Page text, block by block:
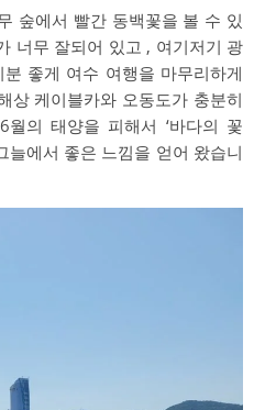
숲에서 빨간 동백꽃을 볼 수 있
너무 잘되어 있고 , 여기저기 광
좋게 여수 여행을 마무리하게
상 케이블카와 오동도가 충분히
의 태양을 피해서 ‘바다의 꽃
늘에서 좋은 느낌을 얻어 왔습니